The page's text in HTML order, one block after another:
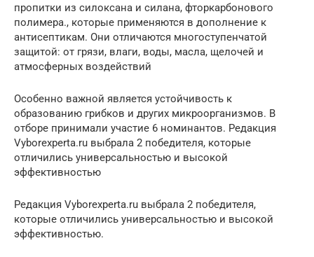
пропитки из силоксана и силана, фторкарбонового
полимера., которые применяются в дополнение к
антисептикам. Они отличаются многоступенчатой
защитой: от грязи, влаги, воды, масла, щелочей и
атмосферных воздействий
Особенно важной является устойчивость к
образованию грибков и других микроорганизмов. В
отборе принимали участие 6 номинантов. Редакция
Vyborexperta.ru выбрала 2 победителя, которые
отличились универсальностью и высокой
эффективностью
Редакция Vyborexperta.ru выбрала 2 победителя,
которые отличились универсальностью и высокой
эффективностью.